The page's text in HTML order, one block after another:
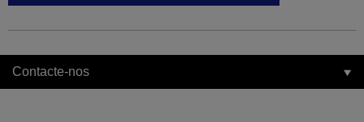
Contacte-nos